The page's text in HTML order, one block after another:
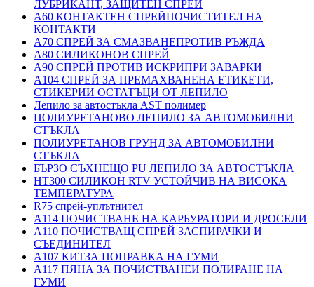
ЛУБРИКАНТ, ЗАЩИТЕН СПРЕЙ
A60 КОНТАКТЕН СПРЕЙПОЧИСТИТЕЛ НА
КОНТАКТИ
A70 СПРЕЙ ЗА СМАЗВАНЕПРОТИВ РЪЖДА
A80 СИЛИКОНОВ СПРЕЙ
A90 СПРЕЙ ПРОТИВ ИСКРИПРИ ЗАВАРКИ
A104 СПРЕЙ ЗА ПРЕМАХВАНЕНА ЕТИКЕТИ,
СТИКЕРИИ ОСТАТЪЦИ ОТ ЛЕПИЛО
Лепило за автостъкла AST полимер
ПОЛИУРЕТАНОВО ЛЕПИЛО ЗА АВТОМОБИЛНИ
СТЪКЛА
ПОЛИУРЕТАНОВ ГРУНД ЗА АВТОМОБИЛНИ
СТЪКЛА
БЪРЗО СЪХНЕЩО PU ЛЕПИЛО ЗА АВТОСТЪКЛА
HT300 СИЛИКОН RTV УСТОЙЧИВ НА ВИСОКА
ТЕМПЕРАТУРА
R75 спрей-уплътнител
A114 ПОЧИСТВАНЕ НА КАРБУРАТОРИ И ДРОСЕЛИ
A110 ПОЧИСТВАЩ СПРЕЙ ЗАСПИРАЧКИ И
СЪЕДИНИТЕЛ
A107 КИТЗА ПОПРАВКА НА ГУМИ
A117 ПЯНА ЗА ПОЧИСТВАНЕИ ПОЛИРАНЕ НА
ГУМИ